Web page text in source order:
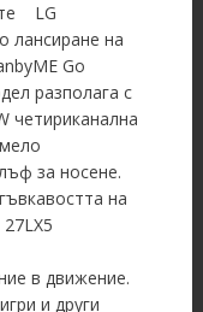
LG
лансиране на
Go
разполага с
четириканална
за носене.
на
в движение.
и други